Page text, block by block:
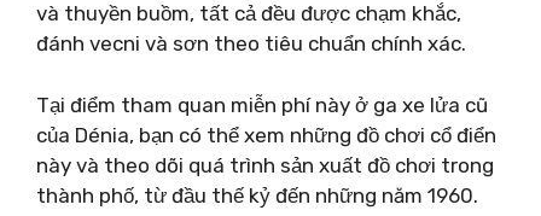
và thuyền buồm, tất cả đều được chạm khắc,
đánh vecni và sơn theo tiêu chuẩn chính xác.
Tại điểm tham quan miễn phí này ở ga xe lửa cũ
của Dénia, bạn có thể xem những đồ chơi cổ điển
này và theo dõi quá trình sản xuất đồ chơi trong
thành phố, từ đầu thế kỷ đến những năm 1960.